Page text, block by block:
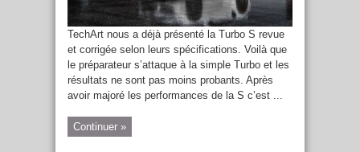
TechArt nous a déjà présenté la Turbo S revue
et corrigée selon leurs spécifications. Voilà que
le préparateur s’attaque à la simple Turbo et les
résultats ne sont pas moins probants. Après
avoir majoré les performances de la S c’est ...
Continuer »